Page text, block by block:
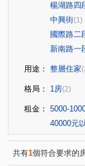
楊湖路四
中興街(1)
國際路二
新南路一
用途： 整層住家
格局： 1房(2)
租金： 5000-
40000元
共有1個符合要求的